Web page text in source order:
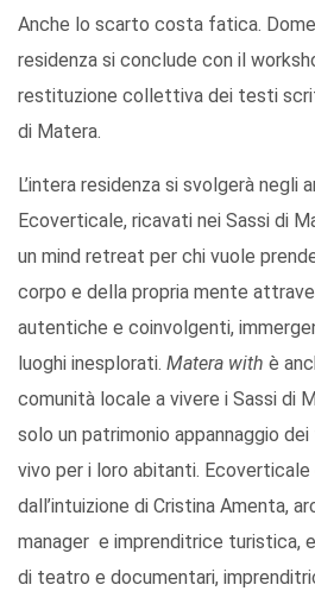
Anche lo scarto costa fatica.
residenza si conclude con il
restituzione collettiva dei testi
di Matera.
L’intera residenza si svolgerà negli
Ecoverticale, ricavati nei Sassi di
un mind retreat per chi vuole
corpo e della propria mente
autentiche e coinvolgenti,
luoghi inesplorati. Matera with è
comunità locale a vivere i Sassi di
solo un patrimonio appannaggio
vivo per i loro abitanti.
dall’intuizione di Cristina Amenta,
manager e imprenditrice turistica,
di teatro e documentari,